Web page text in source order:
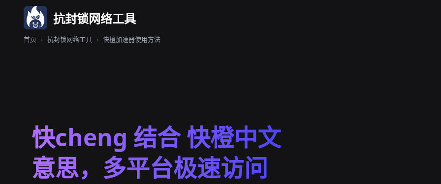
抗封锁网络工具
首页 › 抗封锁网络工具 › 快橙加速器使用方法
快cheng 结合 快橙中文
意思，多平台极速访问